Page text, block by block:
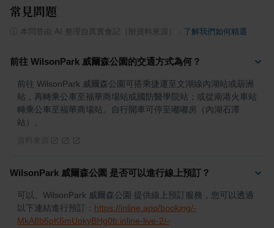
常見問題
本問答由 AI 整理自真實食記（附資料來源） 了解我們如何精選
前往 WilsonPark 威爾森公園的交通方式為何？
前往 WilsonPark 威爾森公園可搭乘捷運至文湖線內湖站或葫洲
站，再轉乘公車至福華商場站或國防醫學院站；或從南港火車站
轉乘公車至福華商場站。自行開車可停至嘟嘟房（內湖石潭
站）。
WilsonPark 威爾森公園 是否可以進行線上預訂？
可以。WilsonPark 威爾森公園 提供線上預訂服務，您可以透過
以下連結進行預訂： https://inline.app/booking/-
MkA8b6pK6mUokyBHg0b:inline-live-2/-